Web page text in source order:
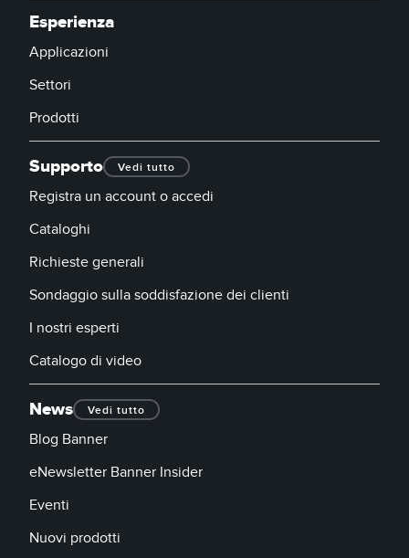
Esperienza
Applicazioni
Settori
Prodotti
Supporto Vedi tutto
Registra un account o accedi
Cataloghi
Richieste generali
Sondaggio sulla soddisfazione dei clienti
I nostri esperti
Catalogo di video
News Vedi tutto
Blog Banner
eNewsletter Banner Insider
Eventi
Nuovi prodotti